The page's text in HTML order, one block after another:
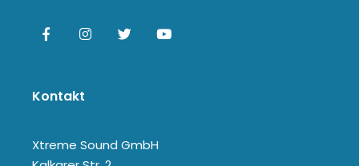
Kontakt
Xtreme Sound GmbH